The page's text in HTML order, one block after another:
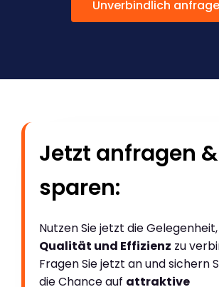
Unverbindlich
Jetzt anfragen &
sparen:
Nutzen Sie jetzt die Gelegenheit,
Qualität und Effizienz zu
Fragen Sie jetzt an und sichern
die Chance auf attraktive